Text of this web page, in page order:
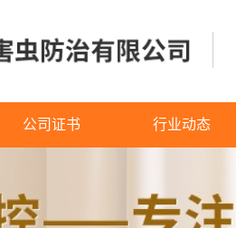
公司证书 行业动态